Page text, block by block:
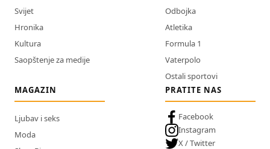
Svijet
Hronika
Kultura
Saopštenje za medije
Odbojka
Atletika
Formula 1
Vaterpolo
Ostali sportovi
MAGAZIN
Ljubav i seks
Moda
PRATITE NAS
Facebook
Instagram
X / Twitter